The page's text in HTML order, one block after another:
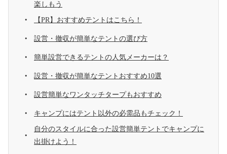
楽しもう
【PR】おすすめテントはこちら！
設営・撤収が簡単なテントの選び方
簡単設営できるテントの人気メーカーは？
設営・撤収が簡単なテントおすすめ10選
設営簡単なワンタッチタープもおすすめ
キャンプにはテント以外の必需品もチェック！
自分のスタイルに合った設営簡単テントでキャンプに
出掛けよう！